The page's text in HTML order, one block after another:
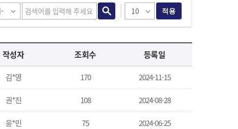
적용
작성자 조회수 등록일
김*영 170 2024-11-15
권*진 108 2024-08-28
윤*민 75 2024-06-25